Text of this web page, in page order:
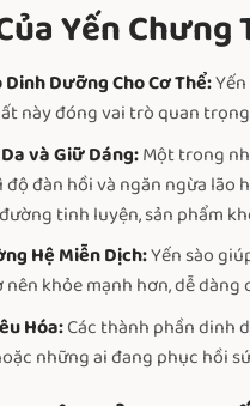
Yến Chưng
Dinh Dưỡng Cho Cơ Thể:
này đóng vai trò quan
và Giữ Dáng:Một trong
độ đàn hồi và ngăn ngừa lão
tinh luyện, sản phẩm
Hệ Miễn Dịch:Yến sào
khỏe mạnh hơn, dễ
Hóa:Các thành phần dinh
những ai đang phục hồi